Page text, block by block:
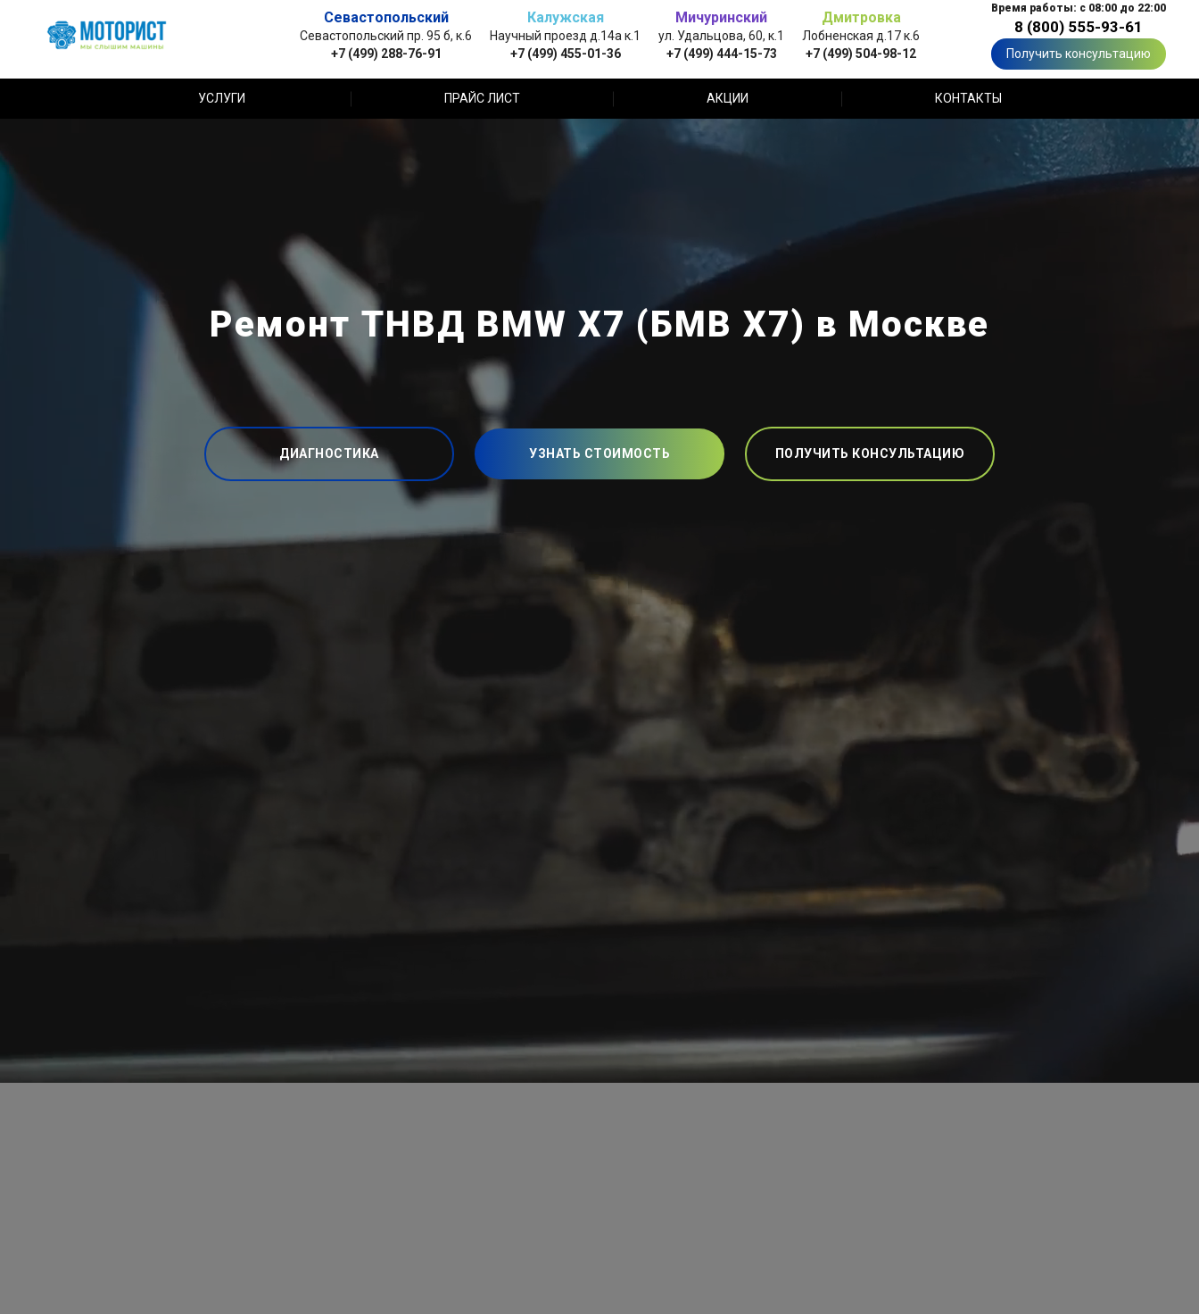
Севастопольский
Севастопольский пр. 95 б, к.6
+7 (499) 288-76-91
Калужская
Научный проезд д.14а к.1
+7 (499) 455-01-36
Мичуринский
ул. Удальцова, 60, к.1
+7 (499) 444-15-73
Дмитровка
Лобненская д.17 к.6
+7 (499) 504-98-12
Время работы: с 08:00 до 22:00
8 (800) 555-93-61
Получить консультацию
УСЛУГИ ПРАЙС ЛИСТ АКЦИИ КОНТАКТЫ
Ремонт ТНВД BMW X7 (БМВ Х7) в Москве
ДИАГНОСТИКА УЗНАТЬ СТОИМОСТЬ ПОЛУЧИТЬ КОНСУЛЬТАЦИЮ